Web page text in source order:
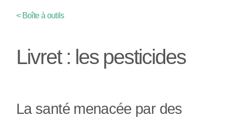
< Boîte à outils
Livret : les pesticides
La santé menacée par des